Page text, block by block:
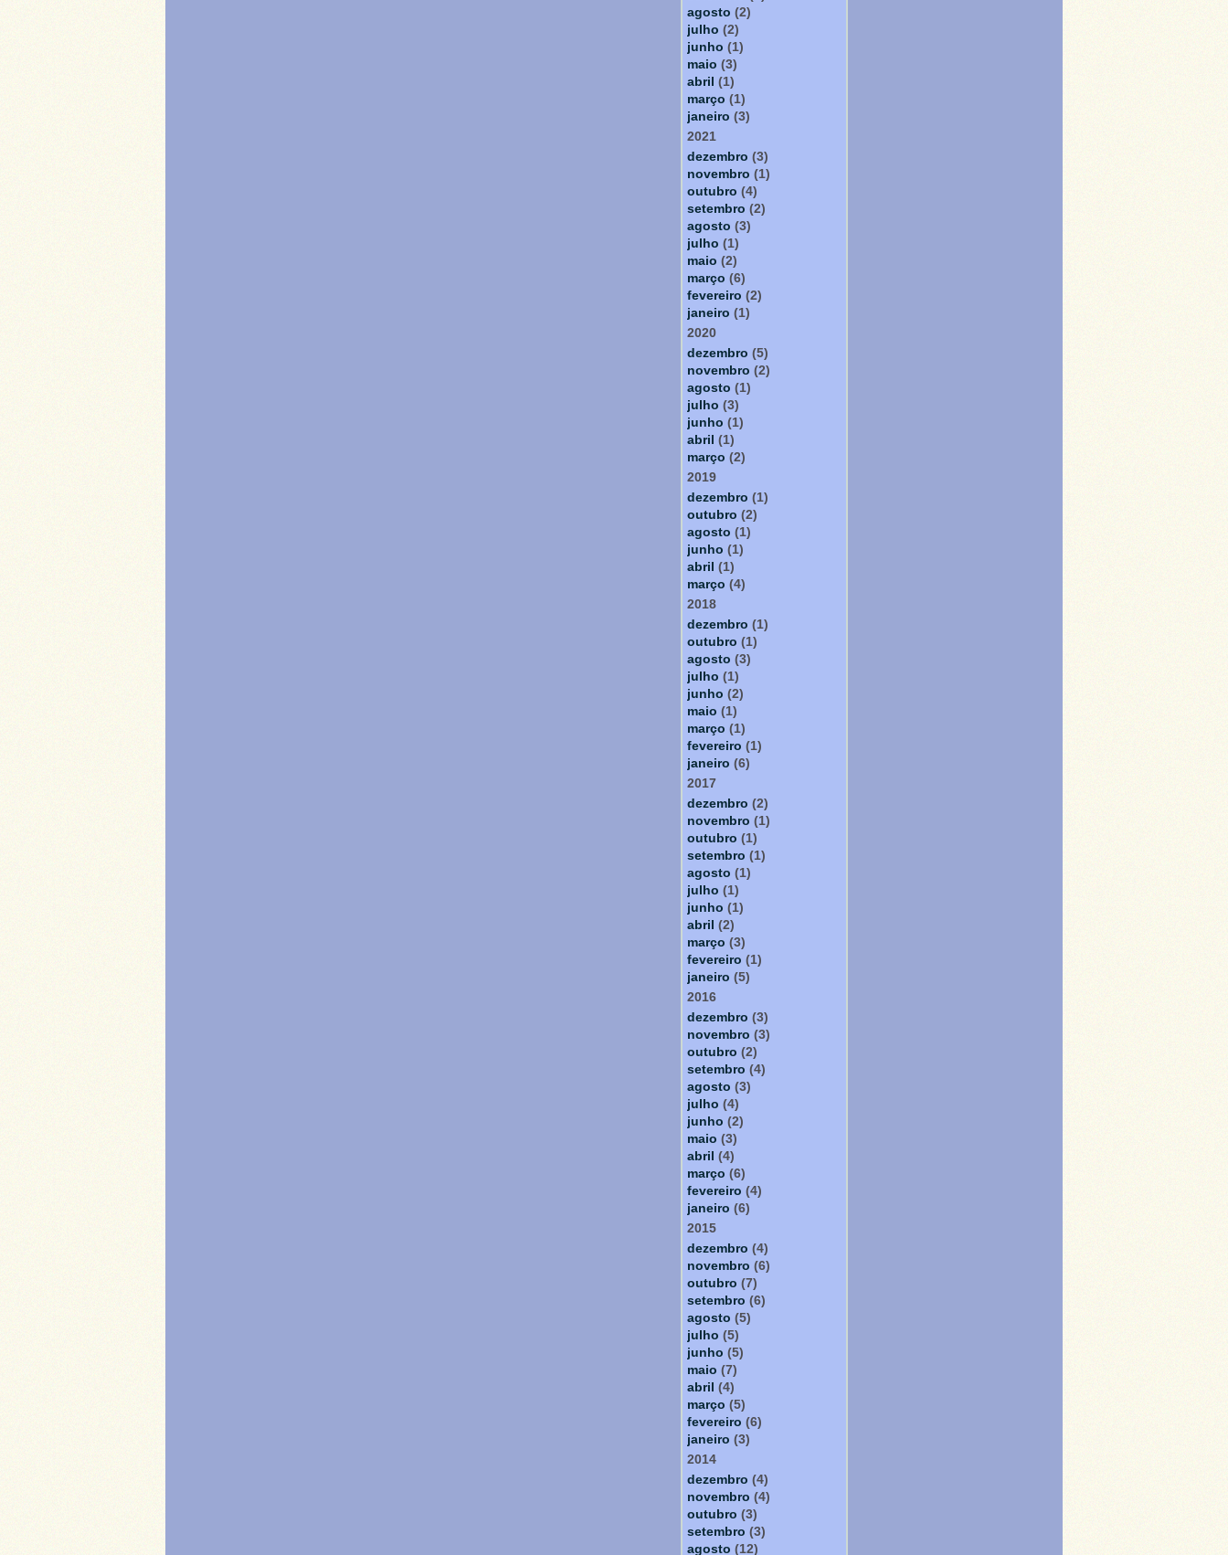
agosto (2)
julho (2)
junho (1)
maio (3)
abril (1)
março (1)
janeiro (3)
2021
dezembro (3)
novembro (1)
outubro (4)
setembro (2)
agosto (3)
julho (1)
maio (2)
março (6)
fevereiro (2)
janeiro (1)
2020
dezembro (5)
novembro (2)
agosto (1)
julho (3)
junho (1)
abril (1)
março (2)
2019
dezembro (1)
outubro (2)
agosto (1)
junho (1)
abril (1)
março (4)
2018
dezembro (1)
outubro (1)
agosto (3)
julho (1)
junho (2)
maio (1)
março (1)
fevereiro (1)
janeiro (6)
2017
dezembro (2)
novembro (1)
outubro (1)
setembro (1)
agosto (1)
julho (1)
junho (1)
abril (2)
março (3)
fevereiro (1)
janeiro (5)
2016
dezembro (3)
novembro (3)
outubro (2)
setembro (4)
agosto (3)
julho (4)
junho (2)
maio (3)
abril (4)
março (6)
fevereiro (4)
janeiro (6)
2015
dezembro (4)
novembro (6)
outubro (7)
setembro (6)
agosto (5)
julho (5)
junho (5)
maio (7)
abril (4)
março (5)
fevereiro (6)
janeiro (3)
2014
dezembro (4)
novembro (4)
outubro (3)
setembro (3)
agosto (12)